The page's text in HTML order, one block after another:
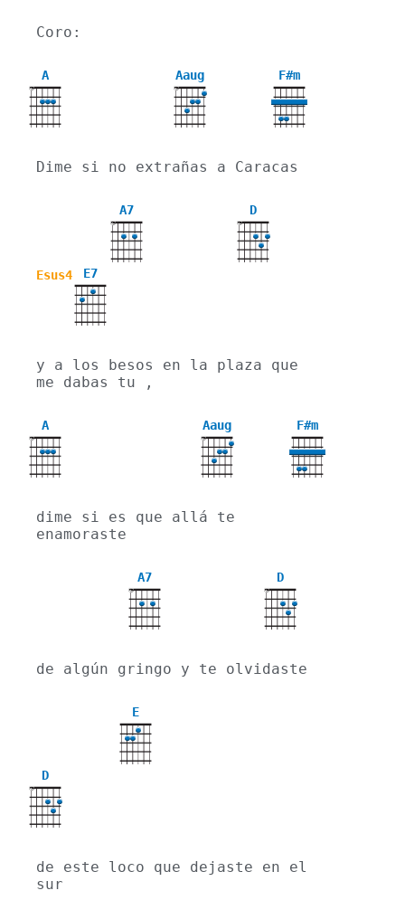
Coro:
A
X
Aaug
X
F#m
Dime si no extrañas a Caracas
A7
X
D
X
Esus4 E7
y a los besos en la plaza que
me dabas tu ,
A
X
Aaug
X
F#m
dime si es que allá te
enamoraste
A7
X
D
X
de algún gringo y te olvidaste
E
D
X
de este loco que dejaste en el
sur